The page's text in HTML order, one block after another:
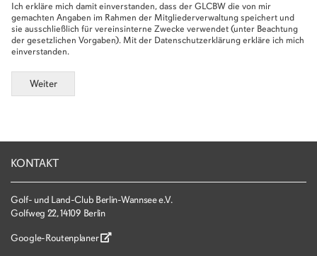
Ich erkläre mich damit einverstanden, dass der GLCBW die von mir
gemachten Angaben im Rahmen der Mitgliederverwaltung speichert und
sie ausschließlich für vereinsinterne Zwecke verwendet (unter Beachtung
der gesetzlichen Vorgaben). Mit der Datenschutzerklärung erkläre ich mich
einverstanden.
Weiter
KONTAKT
Golf- und Land-Club Berlin-Wannsee e.V.
Golfweg 22, 14109 Berlin
Google-Routenplaner